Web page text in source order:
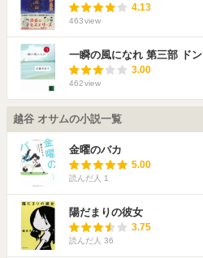
4.13
463view
一瞬の風になれ 第三部 ドン
3.00
462view
越谷 オサムの小説一覧
金曜のバカ
5.00
読んだ人 1
陽だまりの彼女
3.75
読んだ人 36